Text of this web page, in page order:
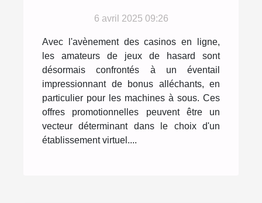
offerts par les casinos
en ligne
6 avril 2025 09:26
Avec l'avènement des casinos en ligne,
les amateurs de jeux de hasard sont
désormais confrontés à un éventail
impressionnant de bonus alléchants, en
particulier pour les machines à sous. Ces
offres promotionnelles peuvent être un
vecteur déterminant dans le choix d'un
établissement virtuel....